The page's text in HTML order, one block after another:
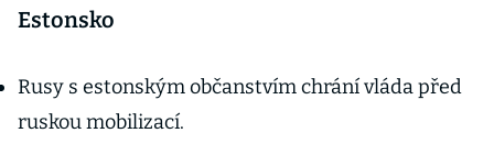
zamrzlé
Estonsko
Rusy s estonským občanstvím chrání vláda před
ruskou mobilizací.